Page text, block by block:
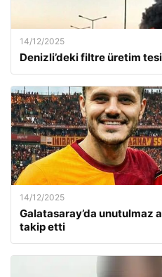
14/12/2025
Denizli’deki filtre üretim
14/12/2025
Galatasaray’da unutulmaz
takip etti